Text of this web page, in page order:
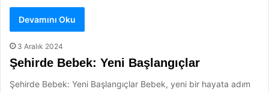
Devamını Oku
3 Aralık 2024
Şehirde Bebek: Yeni Başlangıçlar
Şehirde Bebek: Yeni Başlangıçlar Bebek, yeni bir hayata adım